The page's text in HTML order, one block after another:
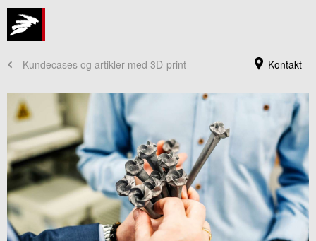
Kontakt
Kundecases og artikler med 3D-print